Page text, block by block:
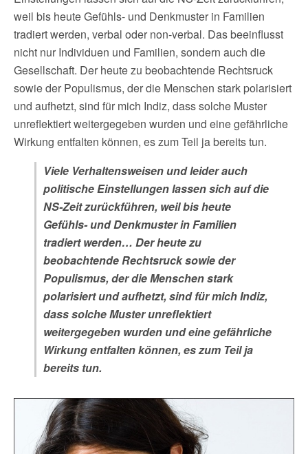
weil bis heute Gefühls- und Denkmuster in Familien
tradiert werden, verbal oder non-verbal. Das beeinflusst
nicht nur Individuen und Familien, sondern auch die
Gesellschaft. Der heute zu beobachtende Rechtsruck
sowie der Populismus, der die Menschen stark polarisiert
und aufhetzt, sind für mich Indiz, dass solche Muster
unreflektiert weitergegeben wurden und eine gefährliche
Wirkung entfalten können, es zum Teil ja bereits tun.
Viele Verhaltensweisen und leider auch
politische Einstellungen lassen sich auf die
NS-Zeit zurückführen, weil bis heute
Gefühls- und Denkmuster in Familien
tradiert werden… Der heute zu
beobachtende Rechtsruck sowie der
Populismus, der die Menschen stark
polarisiert und aufhetzt, sind für mich Indiz,
dass solche Muster unreflektiert
weitergegeben wurden und eine gefährliche
Wirkung entfalten können, es zum Teil ja
bereits tun.